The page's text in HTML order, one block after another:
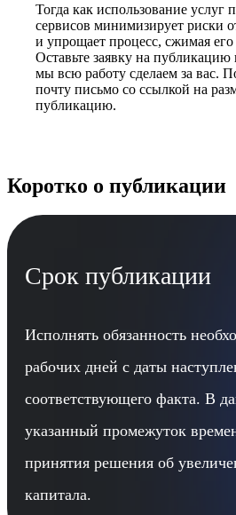
Тогда как использование услуг
сервисов минимизирует риски
и упрощает процесс, сжимая его
Оставьте заявку на публикацию
мы всю работу сделаем за вас.
почту письмо со ссылкой на
публикацию.
Коротко о публикации
Срок публикации
Исполнять обязанность
рабочих дней с даты
соответствующего факта. В
указанный промежуток
принятия решения об
капитала.